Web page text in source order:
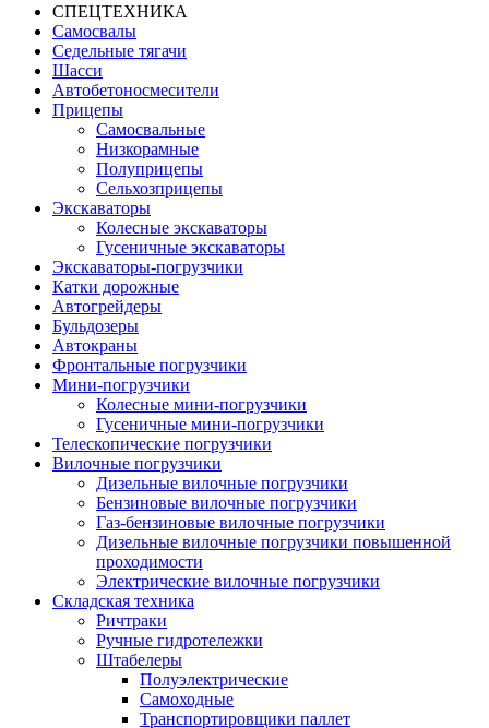
СПЕЦТЕХНИКА
Самосвалы
Седельные тягачи
Шасси
Автобетоно­смесители
Прицепы
Самосвальные
Низкорамные
Полуприцепы
Сельхозприцепы
Экскаваторы
Колесные экскаваторы
Гусеничные экскаваторы
Экскаваторы-погрузчики
Катки дорожные
Автогрейдеры
Бульдозеры
Автокраны
Фронтальные погрузчики
Мини-погрузчики
Колесные мини-погрузчики
Гусеничные мини-погрузчики
Телескопические погрузчики
Вилочные погрузчики
Дизельные вилочные погрузчики
Бензиновые вилочные погрузчики
Газ-бензиновые вилочные погрузчики
Дизельные вилочные погрузчики повышенной
проходимости
Электрические вилочные погрузчики
Складская техника
Ричтраки
Ручные гидротележки
Штабелеры
Полуэлектрические
Самоходные
Транспортировщики паллет